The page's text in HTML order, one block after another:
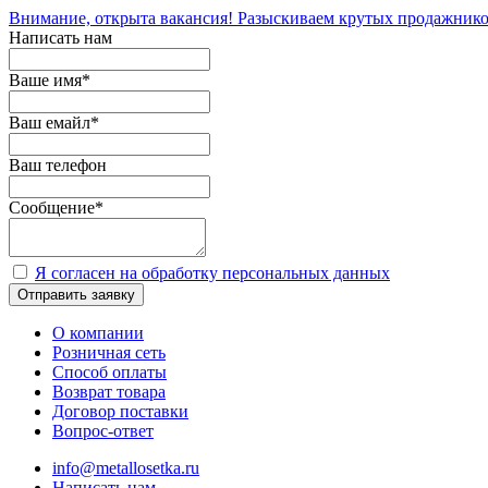
Внимание, открыта вакансия! Разыскиваем крутых
Написать нам
Ваше имя*
Ваш емайл*
Ваш телефон
Сообщение*
Я согласен на обработку персональных данных
Отправить заявку
О компании
Розничная сеть
Способ оплаты
Возврат товара
Договор поставки
Вопрос-ответ
info@metallosetka.ru